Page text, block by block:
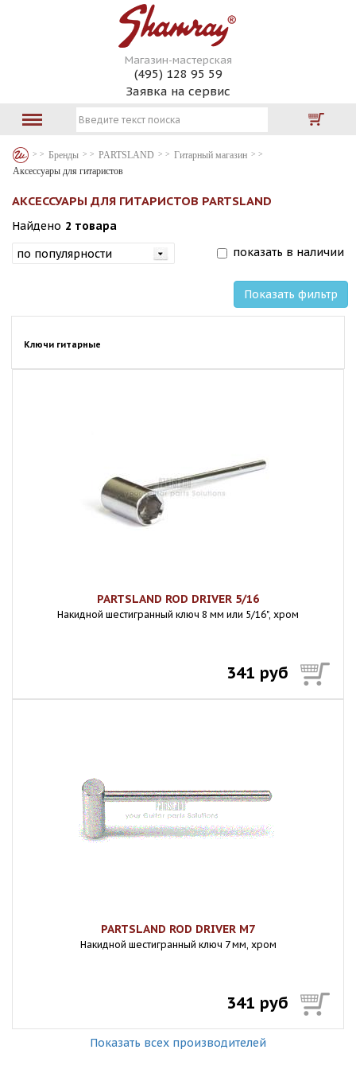
Магазин-мастерская
(495) 128 95 59
Заявка на сервис
Бренды PARTSLAND
Гитарный магазин
Аксессуары для гитаристов
АКСЕССУАРЫ ДЛЯ ГИТАРИСТОВ PARTSLAND
Найдено 2 товара
показать в наличии
Показать фильтр
Ключи гитарные
PARTSLAND ROD DRIVER 5/16
Накидной шестигранный ключ 8 мм или 5/16", хром
341 руб
PARTSLAND ROD DRIVER M7
Накидной шестигранный ключ 7 мм, хром
341 руб
Показать всех производителей